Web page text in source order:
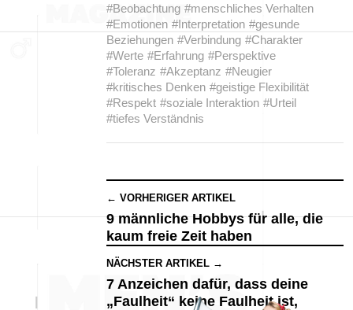
#Beobachtung #menschliches Verhalten
#Emotionen #Interpretation #gesunde
Beziehungen #Verbindung #Charakter
#Werte #Erfahrung #Perspektive
#Toleranz #Akzeptanz #Neugier
#kritisches Denken #geistige Flexibilität
#Respekt #soziale Interaktion #Urteil
#tiefes Verständnis
← VORHERIGER ARTIKEL
9 männliche Hobbys für alle, die
kaum freie Zeit haben
NÄCHSTER ARTIKEL →
7 Anzeichen dafür, dass deine
„Faulheit“ keine Faulheit ist,